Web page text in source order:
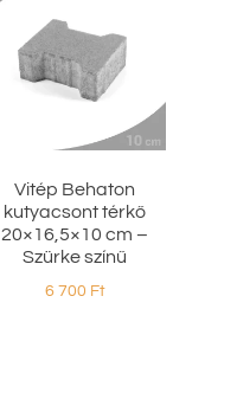
Vitép Behaton
kutyacsont térkő
20×16,5×10 cm –
Szürke színű
6 700 Ft